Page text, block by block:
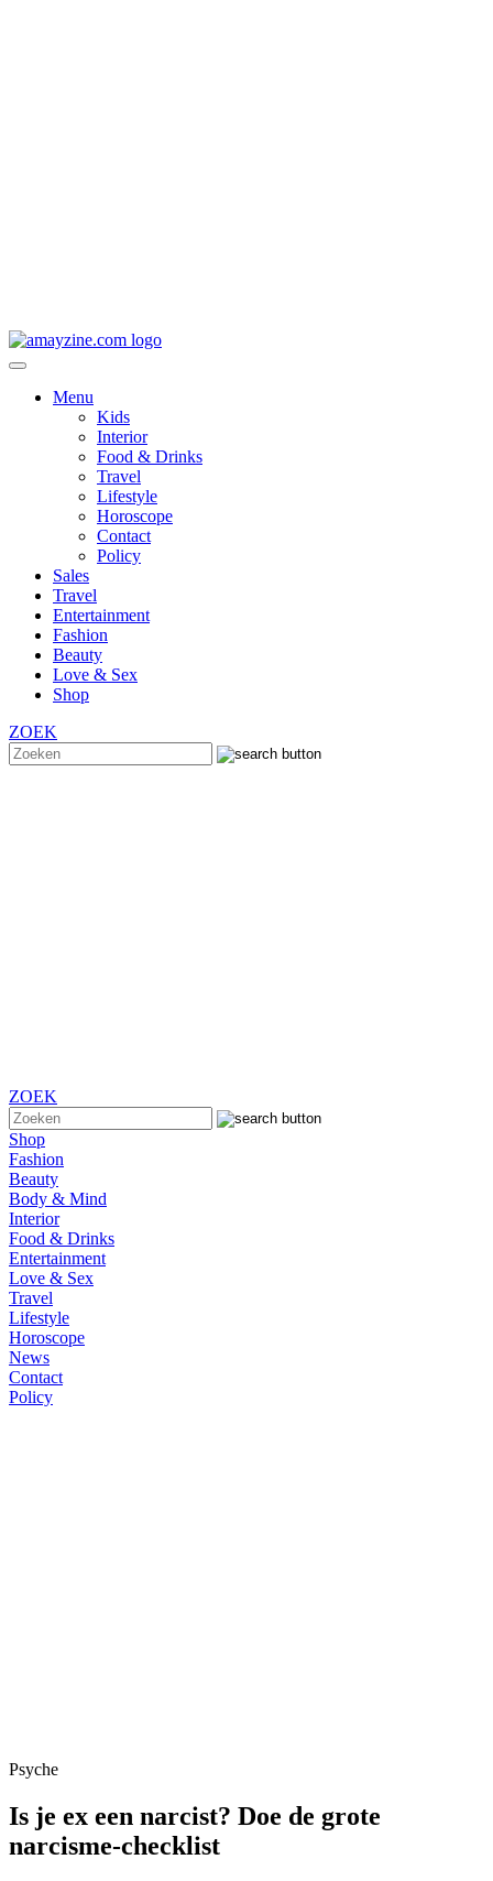
Menu
Kids
Interior
Food & Drinks
Travel
Lifestyle
Horoscope
Contact
Policy
Sales
Travel
Entertainment
Fashion
Beauty
Love & Sex
Shop
ZOEK
ZOEK
Shop
Fashion
Beauty
Body & Mind
Interior
Food & Drinks
Entertainment
Love & Sex
Travel
Lifestyle
Horoscope
News
Contact
Policy
Psyche
Is je ex een narcist? Doe de grote
narcisme-checklist